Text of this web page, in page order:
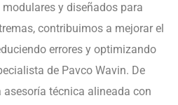
y diseñados para
contribuimos a mejorar el
errores y optimizando
de Pavco Wavin. De
asesoría técnica alineada con